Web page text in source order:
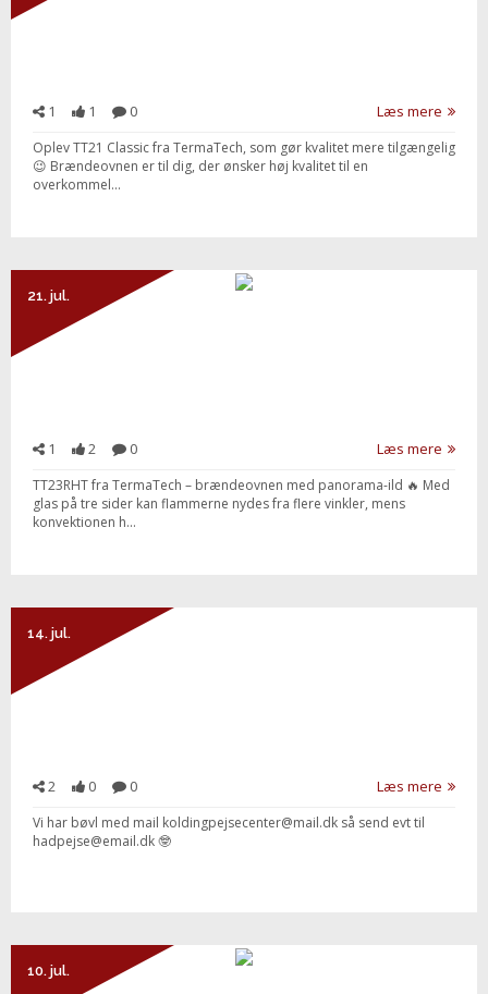
1 1 0 Læs mere
Oplev TT21 Classic fra TermaTech, som gør kvalitet mere tilgængelig
😉 Brændeovnen er til dig, der ønsker høj kvalitet til en
overkommel...
21. jul.
1 2 0 Læs mere
TT23RHT fra TermaTech – brændeovnen med panorama-ild 🔥 Med
glas på tre sider kan flammerne nydes fra flere vinkler, mens
konvektionen h...
14. jul.
2 0 0 Læs mere
Vi har bøvl med mail koldingpejsecenter@mail.dk så send evt til
hadpejse@email.dk 🤓
10. jul.